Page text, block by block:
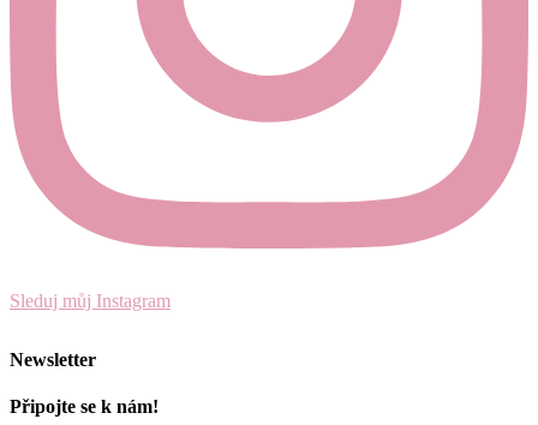
Sleduj můj Instagram
Newsletter
Připojte se k nám!